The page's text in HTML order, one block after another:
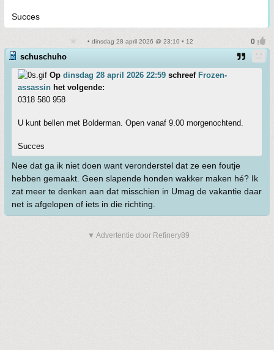
Succes
• dinsdag 28 april 2026 @ 23:10 • 12
schuschuho
Op dinsdag 28 april 2026 22:59 schreef Frozen-
assassin het volgende:
0318 580 958
U kunt bellen met Bolderman. Open vanaf 9.00 morgenochtend.
Succes
Nee dat ga ik niet doen want veronderstel dat ze een foutje
hebben gemaakt. Geen slapende honden wakker maken hé? Ik
zat meer te denken aan dat misschien in Umag de vakantie daar
net is afgelopen of iets in die richting.
▼ Advertentie door Refinery89